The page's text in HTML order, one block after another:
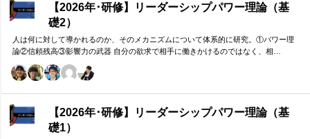
【2026年･研修】リーダーシップパワー理論（基
礎2）
人は何に対して導かれるのか、そのメカニズムについて体系的に研究。①パワー理
論②信頼残高③影響力の武器 自分の欲求で相手に働きかけるのではなく、相…
【2026年･研修】リーダーシップパワー理論（基
礎1）